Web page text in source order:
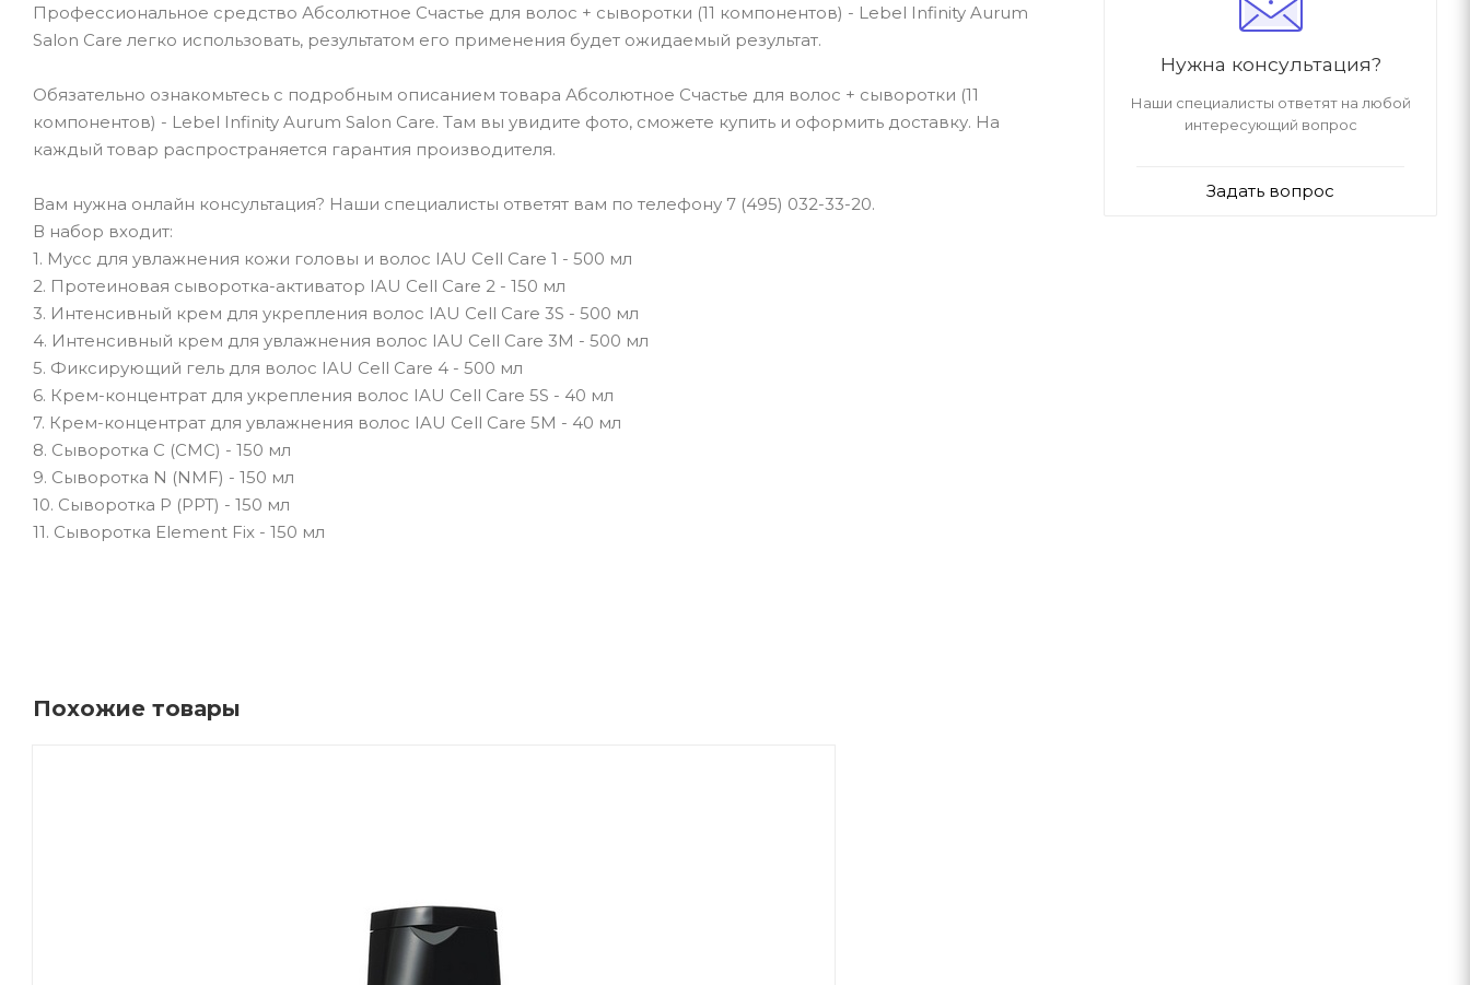
Профессиональное средство Абсолютное Счастье для волос + сыворотки (11 компонентов) - Lebel Infinity Aurum
Salon Care легко использовать, результатом его применения будет ожидаемый результат.
Обязательно ознакомьтесь с подробным описанием товара Абсолютное Счастье для волос + сыворотки (11
компонентов) - Lebel Infinity Aurum Salon Care. Там вы увидите фото, сможете купить и оформить доставку. На
каждый товар распространяется гарантия производителя.
Вам нужна онлайн консультация? Наши специалисты ответят вам по телефону 7 (495) 032-33-20.
В набор входит:
1. Мусс для увлажнения кожи головы и волос IAU Cell Care 1 - 500 мл
2. Протеиновая сыворотка-активатор IAU Cell Care 2 - 150 мл
3. Интенсивный крем для укрепления волос IAU Cell Care 3S - 500 мл
4. Интенсивный крем для увлажнения волос IAU Cell Care 3M - 500 мл
5. Фиксирующий гель для волос IAU Cell Care 4 - 500 мл
6. Крем-концентрат для укрепления волос IAU Cell Care 5S - 40 мл
7. Крем-концентрат для увлажнения волос IAU Cell Care 5M - 40 мл
8. Сыворотка С (CMC) - 150 мл
9. Сыворотка N (NMF) - 150 мл
10. Сыворотка P (PPT) - 150 мл
11. Сыворотка Element Fix - 150 мл
Нужна консультация?
Наши специалисты ответят на любой
интересующий вопрос
Задать вопрос
Похожие товары